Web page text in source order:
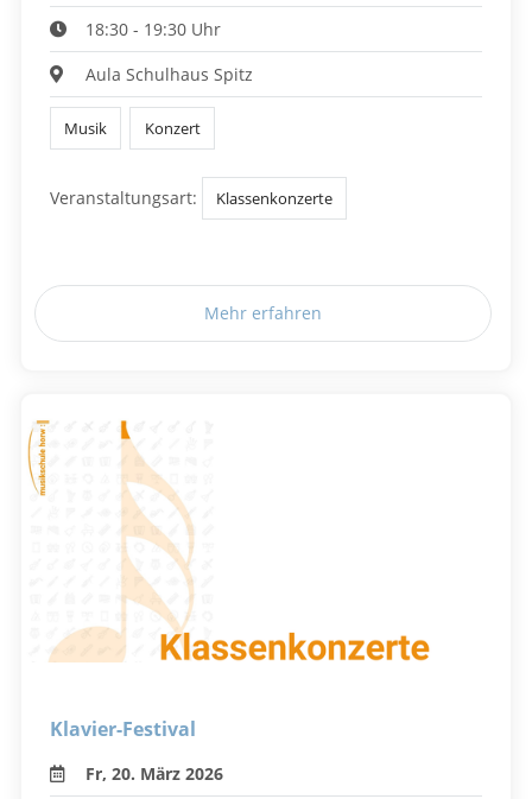
18:30 - 19:30 Uhr
Aula Schulhaus Spitz
Musik Konzert
Veranstaltungsart: Klassenkonzerte
Mehr erfahren
Klavier-Festival
Fr, 20. März 2026